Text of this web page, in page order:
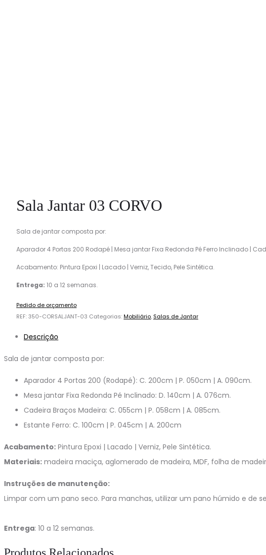
Sala Jantar 03 CORVO
Sala de jantar composta por:
Aparador 4 Portas 200 Rodapé | Mesa jantar Fixa Redonda Pé Ferro Inclinado |
Acabamento: Pintura Epoxi | Lacado | Verniz, Tecido, Pele Sintética.
Entrega: 10 a 12 semanas.
Pedido de orçamento
REF: 350-CORSALJANT-03 Categorias:Mobiliário, Salas de Jantar
Descrição
Sala de jantar composta por:
Aparador 4 Portas 200 (Rodapé): C. 200cm | P. 050cm | A. 090cm.
Mesa jantar Fixa Redonda Pé Inclinado: D. 140cm | A. 076cm.
Cadeira Braços Madeira: C. 055cm | P. 058cm | A. 085cm.
Estante Ferro: C. 100cm | P. 045cm | A. 200cm
Acabamento: Pintura Epoxi | Lacado | Verniz, Pele Sintética.
Materiais: madeira maciça, aglomerado de madeira, MDF, folha de
Instruções de manutenção:
Limpar com um pano seco. Para manchas, utilizar um pano húmido e de
Entrega: 10 a 12 semanas.
Produtos Relacionados